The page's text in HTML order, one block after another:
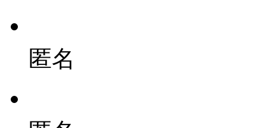
匿名